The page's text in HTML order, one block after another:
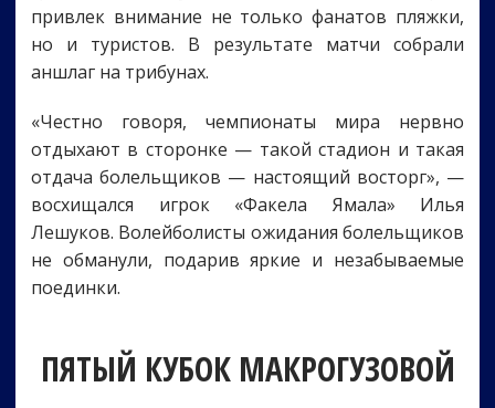
привлек внимание не только фанатов пляжки,
но и туристов. В результате матчи собрали
аншлаг на трибунах.
«Честно говоря, чемпионаты мира нервно
отдыхают в сторонке — такой стадион и такая
отдача болельщиков — настоящий восторг», —
восхищался игрок «Факела Ямала» Илья
Лешуков. Волейболисты ожидания болельщиков
не обманули, подарив яркие и незабываемые
поединки.
ПЯТЫЙ КУБОК МАКРОГУЗОВОЙ